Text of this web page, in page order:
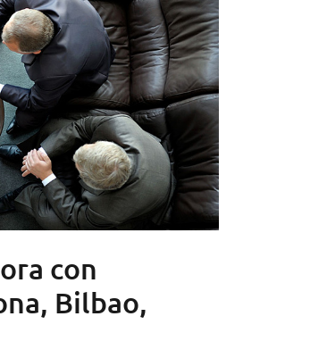
con
Bilbao,